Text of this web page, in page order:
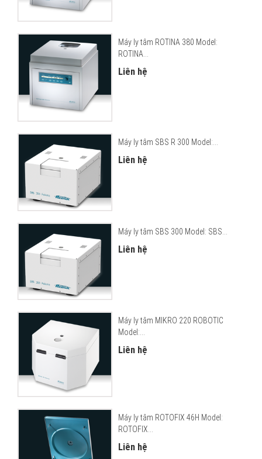
Máy ly tâm ROTINA 380 Model:
ROTINA...
Liên hệ
Máy ly tâm SBS R 300 Model:...
Liên hệ
Máy ly tâm SBS 300 Model: SBS...
Liên hệ
Máy ly tâm MIKRO 220 ROBOTIC
Model:...
Liên hệ
Máy ly tâm ROTOFIX 46H Model:
ROTOFIX...
Liên hệ